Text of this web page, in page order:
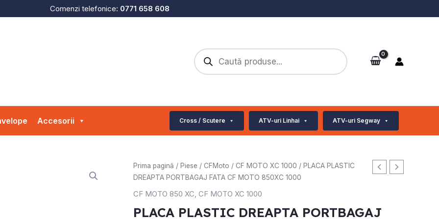
Comenzi telefonice: 0771 658 608
Products
search
Accesorii Cross / Scutere ATV-uri Linhai ATV-uri Segway
Prima pagină / Piese / CFMoto / CF MOTO XC 1000 / PLACA PLASTIC
DREAPTA PORTBAGAJ FATA CF MOTO 850XC 1000
CF MOTO 850 XC, CF MOTO XC 1000
PLACA PLASTIC DREAPTA PORTBAGAJ